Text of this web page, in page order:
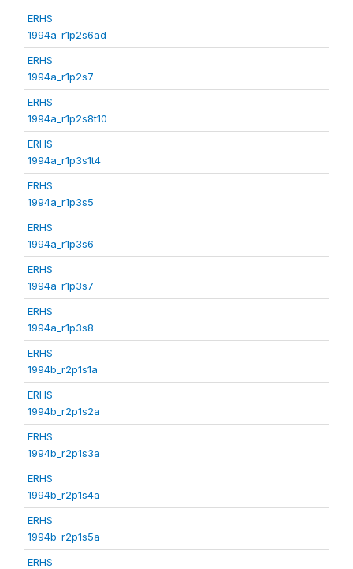
ERHS
1994a_r1p2s6ad
ERHS
1994a_r1p2s7
ERHS
1994a_r1p2s8t10
ERHS
1994a_r1p3s1t4
ERHS
1994a_r1p3s5
ERHS
1994a_r1p3s6
ERHS
1994a_r1p3s7
ERHS
1994a_r1p3s8
ERHS
1994b_r2p1s1a
ERHS
1994b_r2p1s2a
ERHS
1994b_r2p1s3a
ERHS
1994b_r2p1s4a
ERHS
1994b_r2p1s5a
ERHS